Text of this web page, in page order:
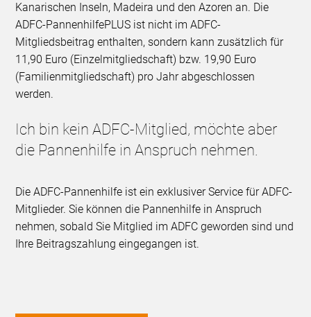
Kanarischen Inseln, Madeira und den Azoren an. Die
ADFC-PannenhilfePLUS ist nicht im ADFC-
Mitgliedsbeitrag enthalten, sondern kann zusätzlich für
11,90 Euro (Einzelmitgliedschaft) bzw. 19,90 Euro
(Familienmitgliedschaft) pro Jahr abgeschlossen
werden.
Ich bin kein ADFC-Mitglied, möchte aber
die Pannenhilfe in Anspruch nehmen.
Die ADFC-Pannenhilfe ist ein exklusiver Service für ADFC-
Mitglieder. Sie können die Pannenhilfe in Anspruch
nehmen, sobald Sie Mitglied im ADFC geworden sind und
Ihre Beitragszahlung eingegangen ist.